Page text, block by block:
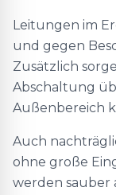
Leitungen im
und gegen
Zusätzlich
Abschaltung
Außenbereich
Auch
ohne große
werden sauber